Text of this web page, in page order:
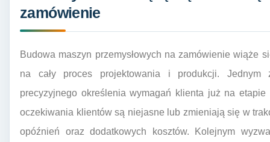
zamówienie
Budowa maszyn przemysłowych na zamówienie wiąże
na cały proces projektowania i produkcji. Jednym
precyzyjnego określenia wymagań klienta już na
oczekiwania klientów są niejasne lub zmieniają się w
opóźnień oraz dodatkowych kosztów. Kolejnym